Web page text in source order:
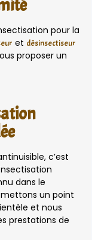
pour la
et désinsectiseur
proposer un
c’est
dans le
un point
et nous
prestations de